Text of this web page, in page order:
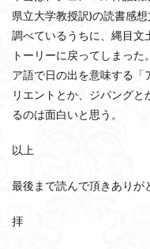
県立大学教授訳)の読書感
調べているうちに、縄目文
トーリーに戻ってしまっ
ア語で日の出を意味する「
リエントとか、ジパング
るのは面白いと思う。
以上
最後まで読んで頂きありが
拝